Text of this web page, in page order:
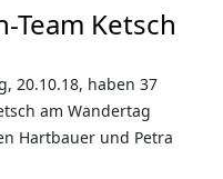
Ketsch
20.10.18, haben 37
am Wandertag
Hartbauer und Petra